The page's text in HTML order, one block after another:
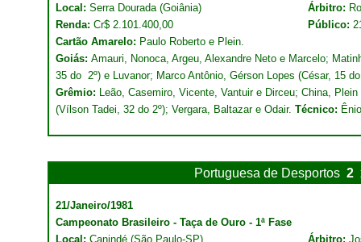
Local: Serra Dourada (Goiânia) Árbitro:
Renda: Cr$ 2.101.400,00 Público:
Cartão Amarelo: Paulo Roberto e Plein.
Goiás: Amauri, Nonoca, Argeu, Alexandre Neto e Marcelo;
35 do 2º) e Luvanor; Marco Antônio, Gérson Lopes (César, 15
Grêmio: Leão, Casemiro, Vicente, Vantuir e Dirceu; China,
(Vílson Tadei, 32 do 2º); Vergara, Baltazar e Odair. Técnico:
Portuguesa de Desportos 2
21/Janeiro/1981
Campeonato Brasileiro - Taça de Ouro - 1ª Fase
Local: Canindé (São Paulo-SP) Árbitro: